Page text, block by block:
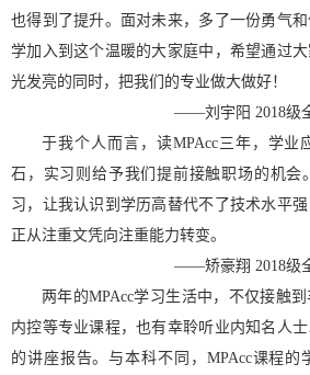
也得到了提升。面对未来，多了一份勇气
学加入到这个温暖的大家庭中，希望通过
光发亮的同时，把我们的专业做大做好！
——刘宇阳 2018级
于我个人而言，读MPAcc三年，学业
石，实习则给予我们提前接触职场的机会
习，让我认识到学历高替代不了技术水平强
正从注重文凭向注重能力转变。
——矫豪翔 2018级
两年的MPAcc学习生活中，不仅接触到
内控等专业课程，也有幸聆听业内知名人
的讲座报告。与本科不同， MPAcc课程的